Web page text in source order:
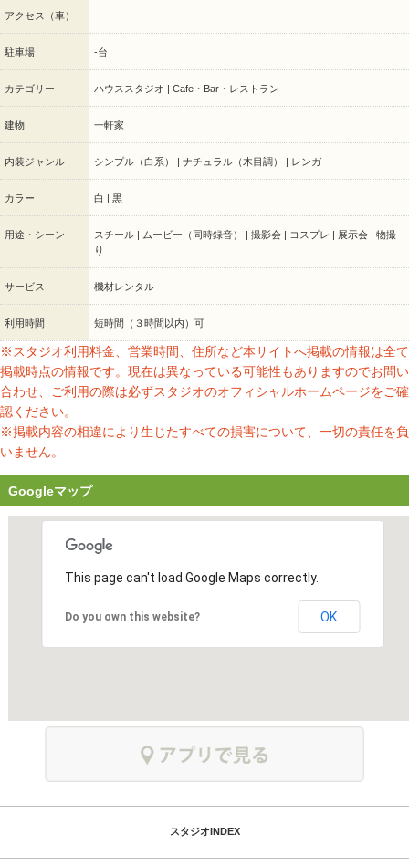
アクセス（車）
駐車場 -台
カテゴリー ハウススタジオ | Cafe・Bar・レストラン
建物 一軒家
内装ジャンル シンプル（白系） | ナチュラル（木目調） | レンガ
カラー 白 | 黒
用途・シーン
スチール | ムービー（同時録音） | 撮影会 | コスプレ | 展示会 | 物撮
り
サービス 機材レンタル
利用時間 短時間（３時間以内）可
※スタジオ利用料金、営業時間、住所など本サイトへ掲載の情報は全て
掲載時点の情報です。現在は異なっている可能性もありますのでお問い
合わせ、ご利用の際は必ずスタジオのオフィシャルホームページをご確
認ください。
※掲載内容の相違により生じたすべての損害について、一切の責任を負
いません。
Googleマップ
This page can't load Google Maps correctly.
Do you own this website? OK
スタジオINDEX